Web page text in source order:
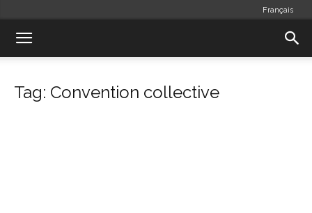
Français
Tag: Convention collective